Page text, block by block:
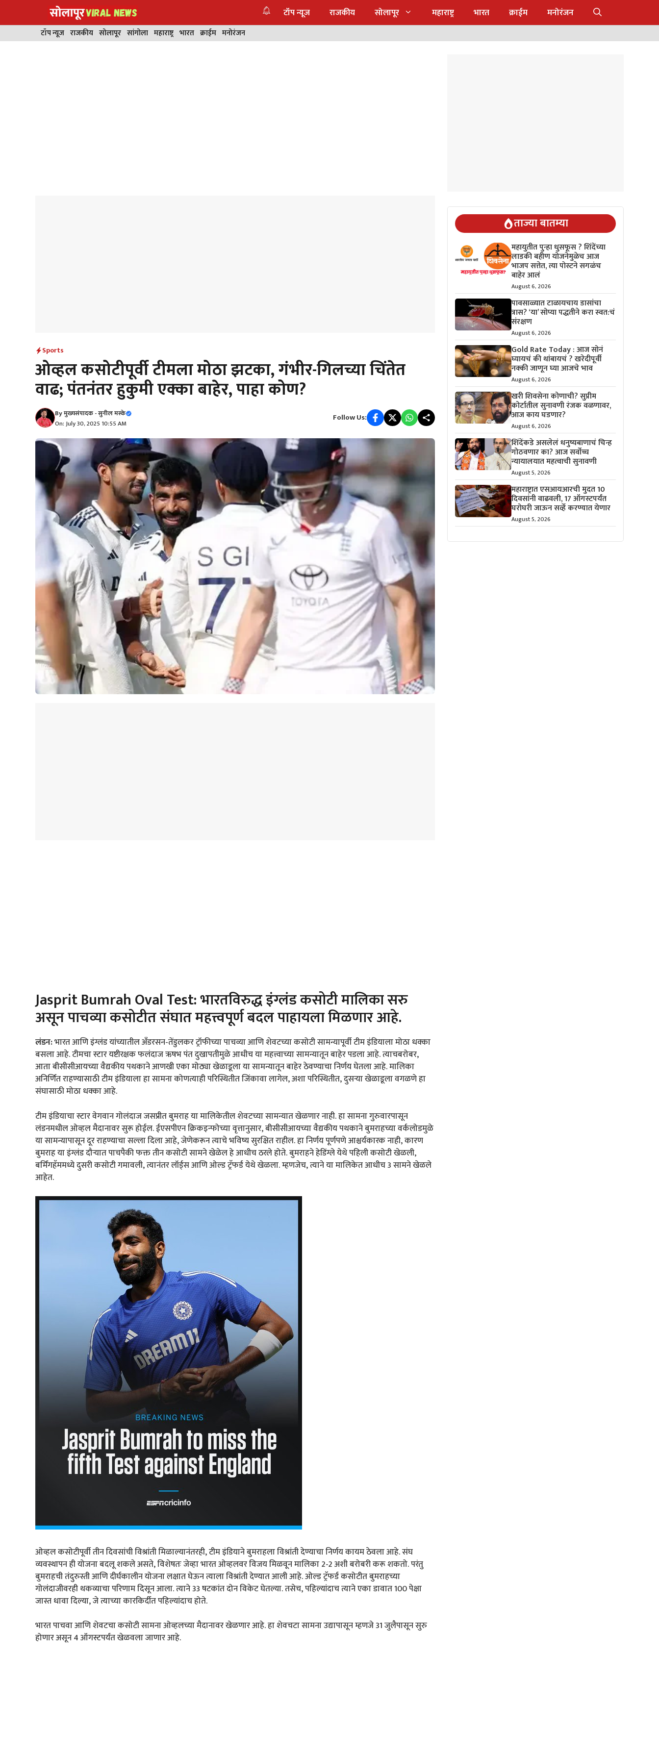
टॉप न्यूज राजकीय सोलापूर महाराष्ट्र भारत क्राईम मनोरंजन
टॉप न्यूज राजकीय सोलापूर सांगोला महाराष्ट्र भारत क्राईम मनोरंजन
Sports
ओव्हल कसोटीपूर्वी टीमला मोठा झटका, गंभीर-गिलच्या चिंतेत
वाढ; पंतनंतर हुकुमी एक्का बाहेर, पाहा कोण?
Byमुख्यसंपादक - सुनील मस्के
On: July 30, 2025 10:55 AM
Follow Us:
Jasprit Bumrah Oval Test: भारतविरुद्ध इंग्लंड कसोटी मालिका सरु
असून पाचव्या कसोटीत संघात महत्त्वपूर्ण बदल पाहायला मिळणार आहे.
लंडन:भारत आणि इंग्लंड यांच्यातील अँडरसन-तेंडुलकर ट्रॉफीच्या पाचव्या आणि शेवटच्या कसोटी सामन्यापूर्वी टीम इंडियाला मोठा धक्का
बसला आहे. टीमचा स्टार यष्टीरक्षक फलंदाज ऋषभ पंत दुखापतीमुळे आधीच या महत्त्वाच्या सामन्यातून बाहेर पडला आहे. त्याचबरोबर,
आता बीसीसीआयच्या वैद्यकीय पथकाने आणखी एका मोठ्या खेळाडूला या सामन्यातून बाहेर ठेवण्याचा निर्णय घेतला आहे. मालिका
अनिर्णित राहण्यासाठी टीम इंडियाला हा सामना कोणत्याही परिस्थितीत जिंकावा लागेल, अशा परिस्थितीत, दुसऱ्या खेळाडूला वगळणे हा
संघासाठी मोठा धक्का आहे.
टीम इंडियाचा स्टार वेगवान गोलंदाज जसप्रीत बुमराह या मालिकेतील शेवटच्या सामन्यात खेळणार नाही. हा सामना गुरुवारपासून
लंडनमधील ओव्हल मैदानावर सुरू होईल. ईएसपीएन क्रिकइन्फोच्या वृत्तानुसार, बीसीसीआयच्या वैद्यकीय पथकाने बुमराहच्या वर्कलोडमुळे
या सामन्यापासून दूर राहण्याचा सल्ला दिला आहे, जेणेकरून त्याचे भविष्य सुरक्षित राहील. हा निर्णय पूर्णपणे आश्चर्यकारक नाही, कारण
बुमराह या इंग्लंड दौऱ्यात पाचपैकी फक्त तीन कसोटी सामने खेळेल हे आधीच ठरले होते. बुमराहने हेडिंग्ले येथे पहिली कसोटी खेळली,
बर्मिंगहॅममध्ये दुसरी कसोटी गमावली, त्यानंतर लॉर्ड्स आणि ओल्ड ट्रॅफर्ड येथे खेळला. म्हणजेच, त्याने या मालिकेत आधीच 3 सामने खेळले
आहेत.
ओव्हल कसोटीपूर्वी तीन दिवसांची विश्रांती मिळाल्यानंतरही, टीम इंडियाने बुमराहला विश्रांती देण्याचा निर्णय कायम ठेवला आहे. संघ
व्यवस्थापन ही योजना बदलू शकले असते, विशेषतः जेव्हा भारत ओव्हलवर विजय मिळवून मालिका 2-2 अशी बरोबरी करू शकतो. परंतु
बुमराहची तंदुरुस्ती आणि दीर्घकालीन योजना लक्षात घेऊन त्याला विश्रांती देण्यात आली आहे. ओल्ड ट्रॅफर्ड कसोटीत बुमराहच्या
गोलंदाजीवरही थकव्याचा परिणाम दिसून आला. त्याने 33 षटकांत दोन विकेट घेतल्या. तसेच, पहिल्यांदाच त्याने एका डावात 100 पेक्षा
जास्त धावा दिल्या, जे त्याच्या कारकिर्दीत पहिल्यांदाच होते.
भारत पाचवा आणि शेवटचा कसोटी सामना ओव्हलच्या मैदानावर खेळणार आहे. हा शेवचटा सामना उद्यापासून म्हणजे 31 जुलैपासून सुरु
होणार असून 4 ऑगस्टपर्यंत खेळवला जाणार आहे.
ताज्या बातम्या
महायुतीत पुन्हा धुसफूस ? शिंदेंच्या
लाडकी बहीण योजनेमुळेच आज
भाजप सत्तेत, त्या पोस्टने सगळंच
बाहेर आलं
August 6, 2026
पावसाळ्यात टाळायचाय डासांचा
त्रास? ‘या’ सोप्या पद्धतीने करा स्वत:चं
संरक्षण
August 6, 2026
Gold Rate Today : आज सोनं
घ्यायचं की थांबायचं ? खरेदीपूर्वी
नक्की जाणून घ्या आजचे भाव
August 6, 2026
खरी शिवसेना कोणाची? सुप्रीम
कोर्टातील सुनावणी रंजक वळणावर,
आज काय घडणार?
August 6, 2026
शिंदेंकडे असलेलं धनुष्यबाणाचं चिन्ह
गोठवणार का? आज सर्वोच्च
न्यायालयात महत्वाची सुनावणी
August 5, 2026
महाराष्ट्रात एसआयआरची मुदत 10
दिवसांनी वाढवली, 17 ऑगस्टपर्यंत
घरोघरी जाऊन सर्व्हे करण्यात येणार
August 5, 2026